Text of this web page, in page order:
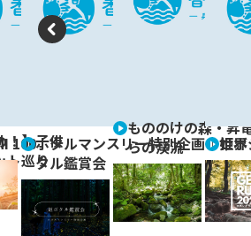
P
o
u
s
！】子供
ト巡り
100ホタルマンスリー特別企画｜姫ボ
タル鑑賞会
もののけの森・昇
らの渓流
世